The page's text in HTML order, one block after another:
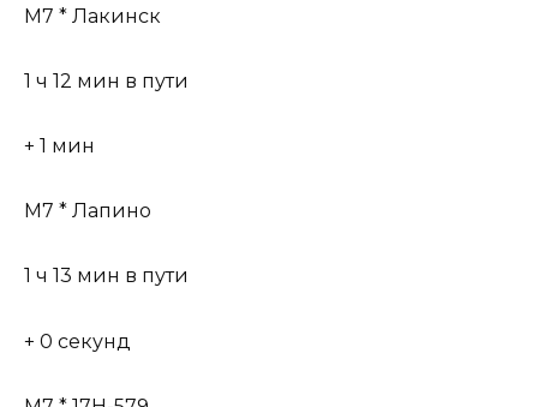
М7 * Лакинск
1 ч 12 мин в пути
+ 1 мин
М7 * Лапино
1 ч 13 мин в пути
+ 0 секунд